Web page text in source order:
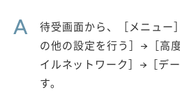
A
待受画面から、［メニュ
の他の設定を行う］→［高
イルネットワーク］→［デ
す。